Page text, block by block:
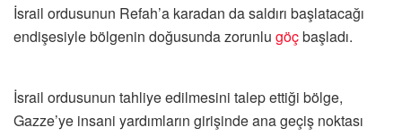
İsrail ordusunun Refah’a karadan da saldırı başlatacağı
endişesiyle bölgenin doğusunda zorunlu göçbaşladı.
İsrail ordusunun tahliye edilmesini talep ettiği bölge,
Gazze’ye insani yardımların girişinde ana geçiş noktası